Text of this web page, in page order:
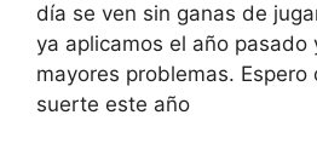
día se ven sin ganas de
ya aplicamos el año pasado
mayores problemas. Espero
suerte este año